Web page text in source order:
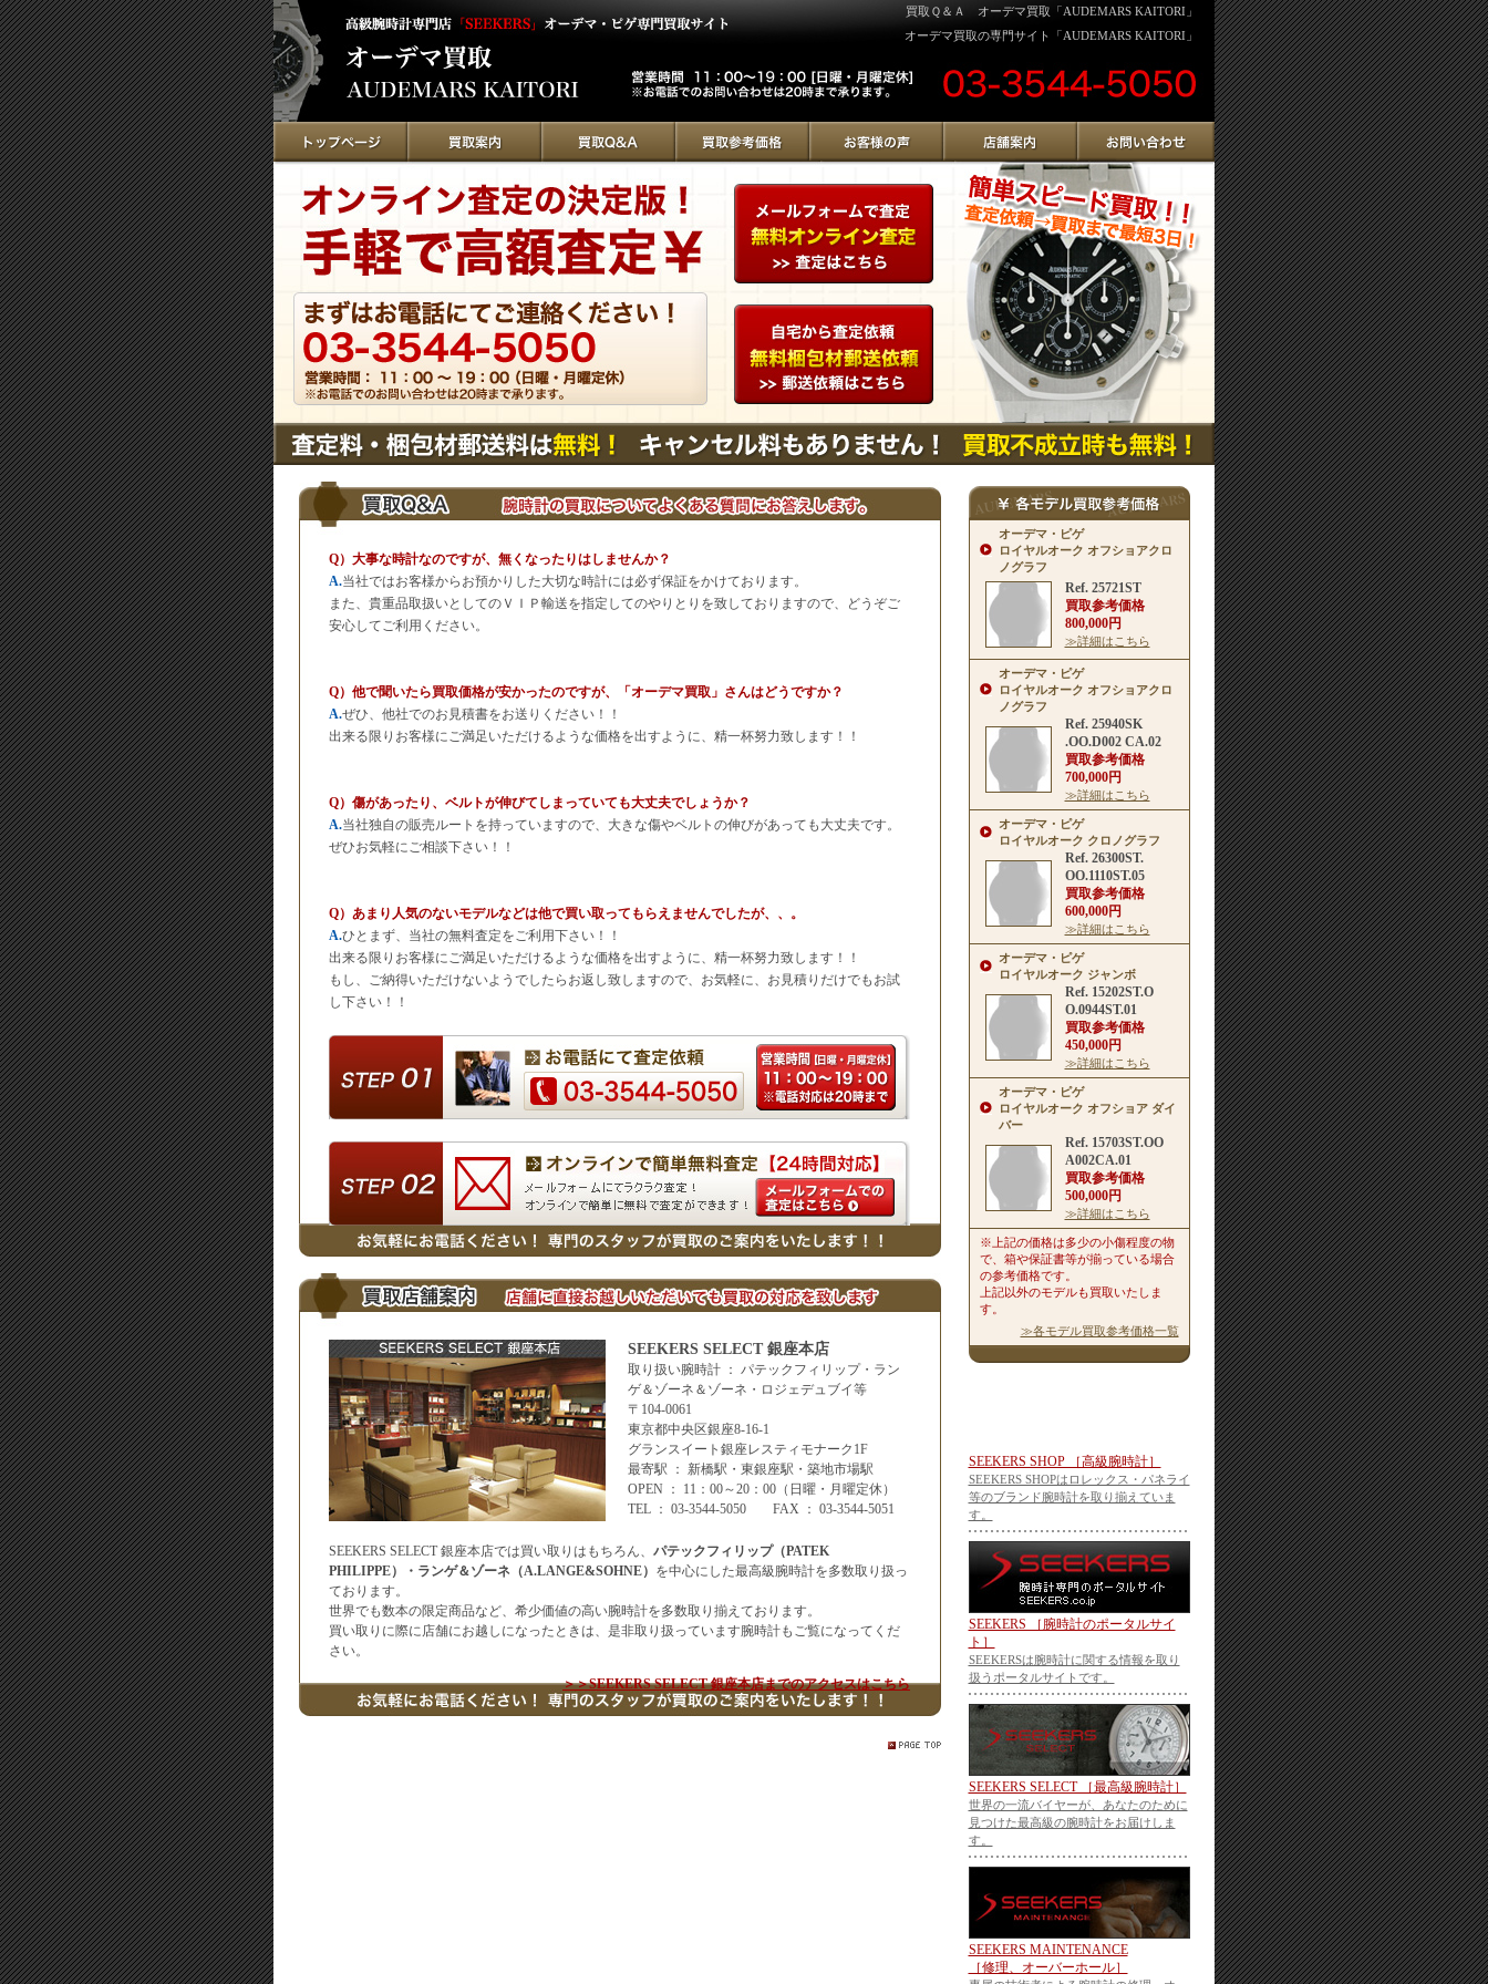
買取Ｑ＆Ａ オーデマ買取「AUDEMARS KAITORI」
オーデマ買取の専門サイト「AUDEMARS KAITORI」
Q）大事な時計なのですが、無くなったりはしませんか？
A.当社ではお客様からお預かりした大切な時計には必ず保証をかけております。
また、貴重品取扱いとしてのＶＩＰ輸送を指定してのやりとりを致しておりますので、どうぞご
安心してご利用ください。
Q）他で聞いたら買取価格が安かったのですが、「オーデマ買取」さんはどうですか？
A.ぜひ、他社でのお見積書をお送りください！！
出来る限りお客様にご満足いただけるような価格を出すように、精一杯努力致します！！
Q）傷があったり、ベルトが伸びてしまっていても大丈夫でしょうか？
A.当社独自の販売ルートを持っていますので、大きな傷やベルトの伸びがあっても大丈夫です。
ぜひお気軽にご相談下さい！！
Q）あまり人気のないモデルなどは他で買い取ってもらえませんでしたが、、。
A.ひとまず、当社の無料査定をご利用下さい！！
出来る限りお客様にご満足いただけるような価格を出すように、精一杯努力致します！！
もし、ご納得いただけないようでしたらお返し致しますので、お気軽に、お見積りだけでもお試
し下さい！！
SEEKERS SELECT 銀座本店
取り扱い腕時計 ： パテックフィリップ・ラン
ゲ＆ゾーネ＆ゾーネ・ロジェデュブイ等
〒104-0061
東京都中央区銀座8-16-1
グランスイート銀座レスティモナーク1F
最寄駅 ： 新橋駅・東銀座駅・築地市場駅
OPEN ： 11：00～20：00（日曜・月曜定休）
TEL ： 03-3544-5050 FAX ： 03-3544-5051
SEEKERS SELECT 銀座本店では買い取りはもちろん、 パテックフィリップ（PATEK
PHILIPPE）・ランゲ＆ゾーネ（A.LANGE&SOHNE） を中心にした最高級腕時計を多数取り扱っ
ております。
世界でも数本の限定商品など、希少価値の高い腕時計を多数取り揃えております。
買い取りに際に店舗にお越しになったときは、是非取り扱っています腕時計もご覧になってくだ
さい。
＞＞SEEKERS SELECT 銀座本店までのアクセスはこちら
オーデマ・ピゲ
ロイヤルオーク オフショアクロ
ノグラフ
Ref. 25721ST
買取参考価格
800,000円
≫詳細はこちら
オーデマ・ピゲ
ロイヤルオーク オフショアクロ
ノグラフ
Ref. 25940SK
.OO.D002 CA.02
買取参考価格
700,000円
≫詳細はこちら
オーデマ・ピゲ
ロイヤルオーク クロノグラフ
Ref. 26300ST.
OO.1110ST.05
買取参考価格
600,000円
≫詳細はこちら
オーデマ・ピゲ
ロイヤルオーク ジャンボ
Ref. 15202ST.O
O.0944ST.01
買取参考価格
450,000円
≫詳細はこちら
オーデマ・ピゲ
ロイヤルオーク オフショア ダイ
バー
Ref. 15703ST.OO
A002CA.01
買取参考価格
500,000円
≫詳細はこちら
※上記の価格は多少の小傷程度の物
で、箱や保証書等が揃っている場合
の参考価格です。
上記以外のモデルも買取いたしま
す。
≫各モデル買取参考価格一覧
SEEKERS SHOP ［高級腕時計］
SEEKERS SHOPはロレックス・パネライ
等のブランド腕時計を取り揃えていま
す。
SEEKERS ［腕時計のポータルサイ
ト］
SEEKERSは腕時計に関する情報を取り
扱うポータルサイトです。
SEEKERS SELECT ［最高級腕時計］
世界の一流バイヤーが、あなたのために
見つけた最高級の腕時計をお届けしま
す。
SEEKERS MAINTENANCE
［修理、オーバーホール］